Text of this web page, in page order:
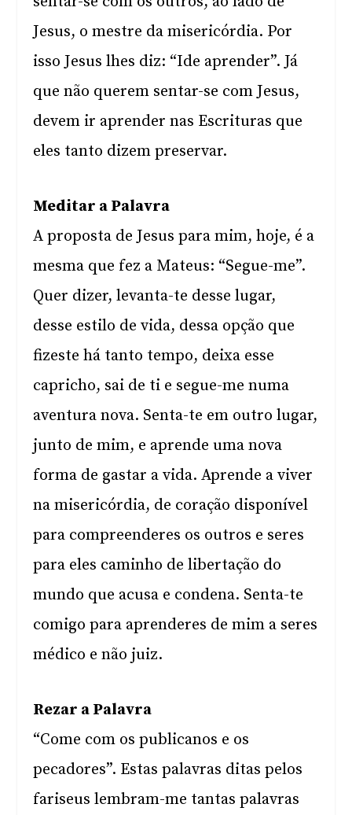
Jesus, o mestre da misericórdia. Por
isso Jesus lhes diz: “Ide aprender”. Já
que não querem sentar-se com Jesus,
devem ir aprender nas Escrituras que
eles tanto dizem preservar.
Meditar a Palavra
A proposta de Jesus para mim, hoje, é a
mesma que fez a Mateus: “Segue-me”.
Quer dizer, levanta-te desse lugar,
desse estilo de vida, dessa opção que
fizeste há tanto tempo, deixa esse
capricho, sai de ti e segue-me numa
aventura nova. Senta-te em outro lugar,
junto de mim, e aprende uma nova
forma de gastar a vida. Aprende a viver
na misericórdia, de coração disponível
para compreenderes os outros e seres
para eles caminho de libertação do
mundo que acusa e condena. Senta-te
comigo para aprenderes de mim a seres
médico e não juiz.
Rezar a Palavra
“Come com os publicanos e os
pecadores”. Estas palavras ditas pelos
fariseus lembram-me tantas palavras